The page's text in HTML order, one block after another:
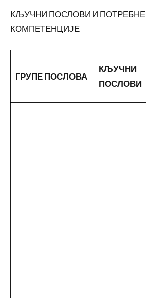
КЉУЧНИ ПОСЛОВИ И ПОТРЕБНЕ
КОМПЕТЕНЦИЈЕ
ГРУПЕ ПОСЛОВА
КЉУЧНИ
ПОСЛОВИ